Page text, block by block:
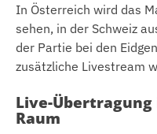
In Österreich wird das
sehen, in der Schweiz
der Partie bei den
zusätzliche Livestream
Live-
Raum